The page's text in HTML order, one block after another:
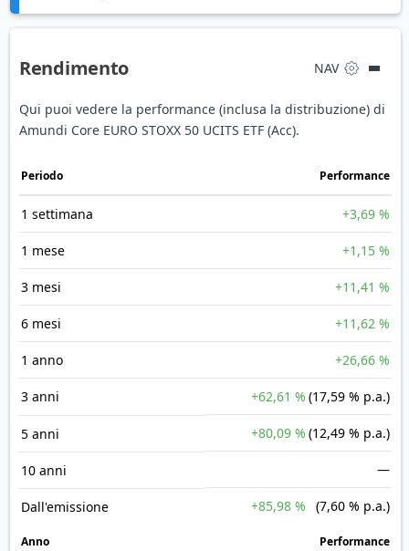
Rendimento NAV
Qui puoi vedere la performance (inclusa la distribuzione) di
Amundi Core EURO STOXX 50 UCITS ETF (Acc).
Periodo Performance
1 settimana +3,69 %
1 mese +1,15 %
3 mesi +11,41 %
6 mesi +11,62 %
1 anno +26,66 %
3 anni +62,61 % (17,59 % p.a.)
5 anni +80,09 % (12,49 % p.a.)
10 anni —
Dall'emissione +85,98 % (7,60 % p.a.)
Anno Performance